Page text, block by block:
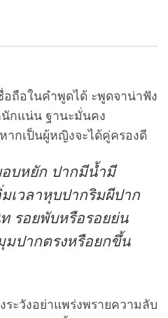
ถือในคำพูดได้ ะพูดจาน่าฟัง
กแน่น ฐานะมั่นคง
กเป็นผู้หญิงจะได้คู่ครองดี
บหยัก ปากมีน้ำมี
เวลาหุบปากริมผีปาก
รอยพับหรือรอยย่น
มุมปากตรงหรือยกขึ้น
ระวังอย่าแพร่งพรายความลับ